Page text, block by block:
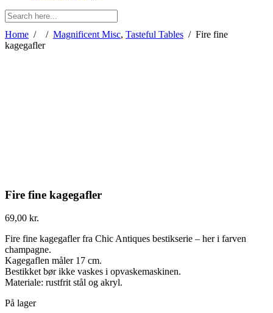
Home / / Magnificent Misc, Tasteful Tables / Fire fine
kagegafler
Fire fine kagegafler
69,00 kr.
Fire fine kagegafler fra Chic Antiques bestikserie – her i farven
champagne.
Kagegaflen måler 17 cm.
Bestikket bør ikke vaskes i opvaskemaskinen.
Materiale: rustfrit stål og akryl.
På lager